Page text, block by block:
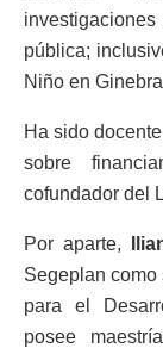
pública;
Niño en
Ha sido
sobre
cofundador del
Por aparte,
Segeplan
para el
posee